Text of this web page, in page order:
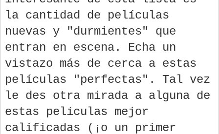
la cantidad de películas
nuevas y "durmientes" que
entran en escena. Echa un
vistazo más de cerca a estas
películas "perfectas". Tal vez
le des otra mirada a alguna de
estas películas mejor
calificadas (¡o un primer